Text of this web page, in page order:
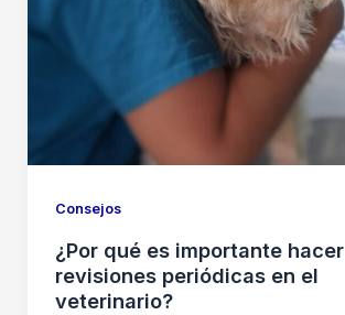
Consejos
¿Por qué es importante hacer
revisiones periódicas en el
veterinario?